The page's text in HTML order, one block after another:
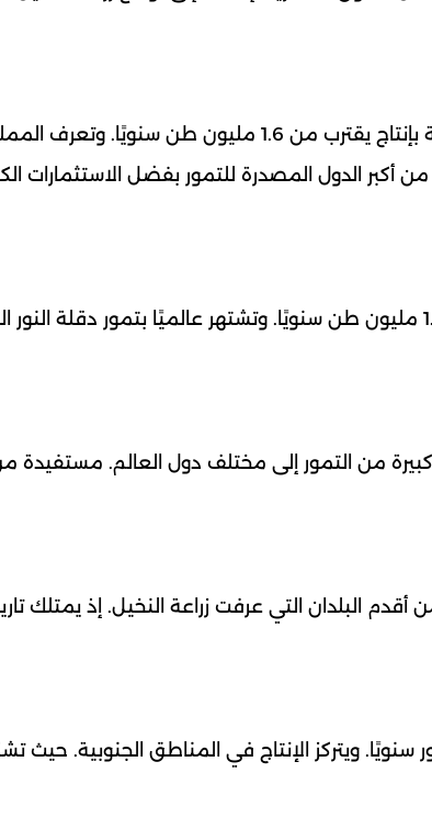
تأتي المملكة العربية السعودية في المرتبة الثانية بإنتاج يقترب من 1.6
الدول المصدرة للتمور بفضل الاستثمارات
تحتل الجزائر المركز الثالث بإنتاج يصل إلى حوالي 1.3 مليون طن سنويًا. وتشتهر عالميًا
من التمور إلى مختلف دول العالم. مستفيدة
طن سنويًا. ويعد من أقدم البلدان التي عرفت زراعة النخيل. إذ يمتلك
ويتركز الإنتاج في المناطق الجنوبية. حيث